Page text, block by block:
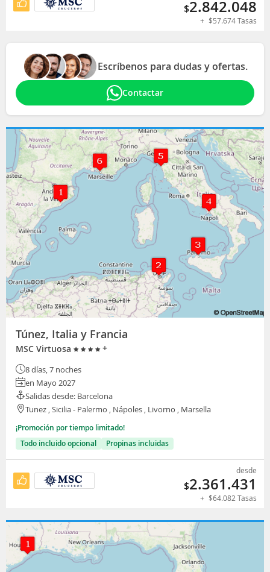
$2.842.048
+ $57.674Tasas
Escríbenos para dudas y ofertas.
Contactar
Túnez, Italia y Francia
MSC Virtuosa +
8 días, 7 noches
en Mayo 2027
Salidas desde: Barcelona
Tunez , Sicilia - Palermo , Nápoles , Livorno , Marsella
¡Promoción por tiempo limitado!
Todo incluido opcional
Propinas incluidas
desde
$2.361.431
+ $64.082 Tasas